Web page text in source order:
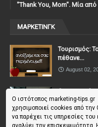
Ο ιστότοπος marketing-tips.gr
χρησιμοποιεί cookies από την
να παρέχει τις υπηρεσίες του
"Thank You, Mοm". Μία από
ΜΑΡΚΕΤΙΝΓΚ
Τουρισμός:
πέθανε...
August 02,
Casanova
July 31, 2026